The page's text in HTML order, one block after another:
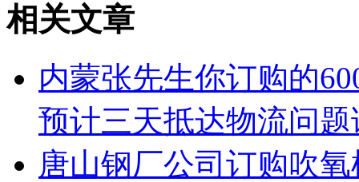
相关文章
内蒙张先生你订购的
预计三天抵达物流问
唐山钢厂公司订购吹氧